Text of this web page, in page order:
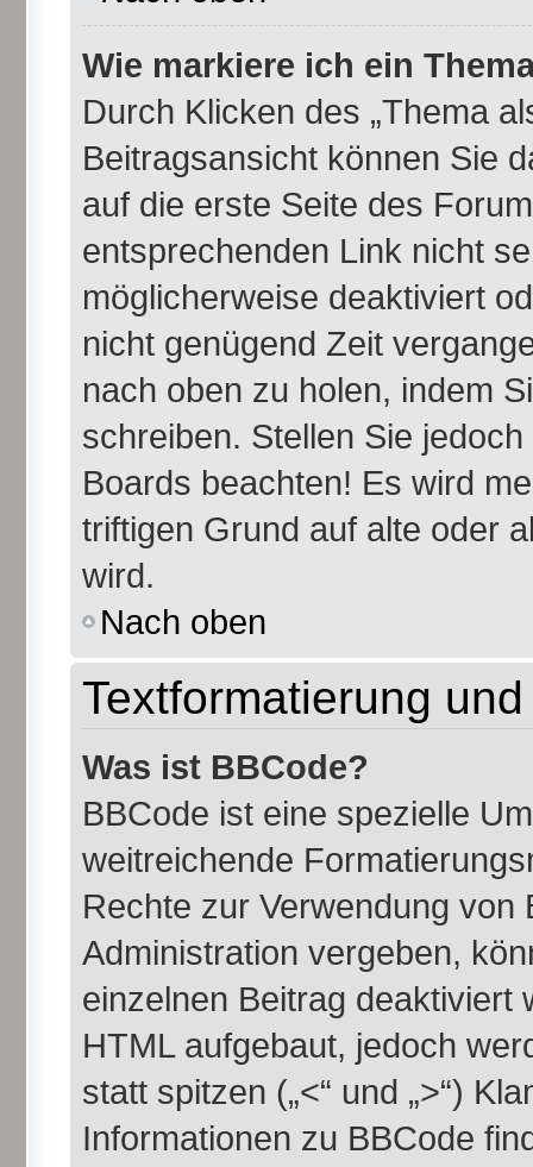
Wie markiere ich ein
Durch Klicken des „Thema
Beitragsansicht können Sie
auf die erste Seite des
entsprechenden Link nicht
möglicherweise deaktiviert
nicht genügend Zeit
nach oben zu holen, indem
schreiben. Stellen Sie
Boards beachten! Es wird
triftigen Grund auf alte oder
wird.
Nach oben
Textformatierung
Was ist BBCode?
BBCode ist eine spezielle
weitreichende
Rechte zur Verwendung
Administration vergeben,
einzelnen Beitrag deaktiviert
HTML aufgebaut, jedoch
statt spitzen („<“ und „>“)
Informationen zu BBCode